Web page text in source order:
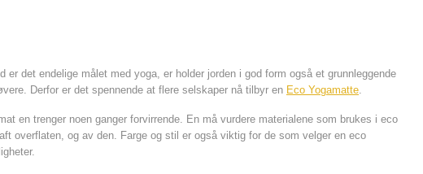
er det endelige målet med yoga, er holder jorden i god form også et grunnleggende
Derfor er det spennende at flere selskaper nå tilbyr en Eco Yogamatte.
en trenger noen ganger forvirrende. En må vurdere materialene som brukes i eco
overflaten, og av den. Farge og stil er også viktig for de som velger en eco